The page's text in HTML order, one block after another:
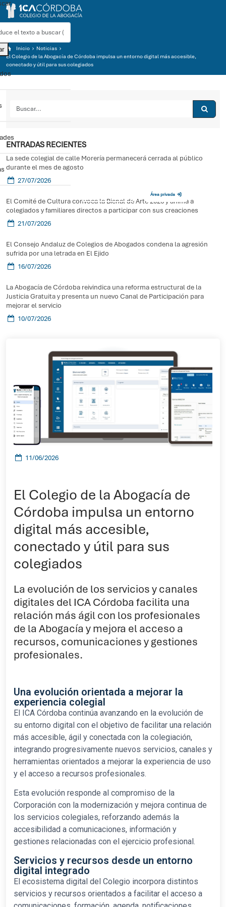
Área privada
Inicio
Noticias
El Colegio de la Abogacía de Córdoba impulsa un entorno digital más accesible,
conectado y útil para sus colegiados
ENTRADAS RECIENTES
La sede colegial de calle Morería permanecerá cerrada al público
durante el mes de agosto
27/07/2026
El Comité de Cultura convoca la Bienal de Arte 2026 y anima a
colegiados y familiares directos a participar con sus creaciones
21/07/2026
El Consejo Andaluz de Colegios de Abogados condena la agresión
sufrida por una letrada en El Ejido
16/07/2026
La Abogacía de Córdoba reivindica una reforma estructural de la
Justicia Gratuita y presenta un nuevo Canal de Participación para
mejorar el servicio
10/07/2026
11/06/2026
El Colegio de la Abogacía de
Córdoba impulsa un entorno
digital más accesible,
conectado y útil para sus
colegiados
La evolución de los servicios y canales
digitales del ICA Córdoba facilita una
relación más ágil con los profesionales
de la Abogacía y mejora el acceso a
recursos, comunicaciones y gestiones
profesionales.